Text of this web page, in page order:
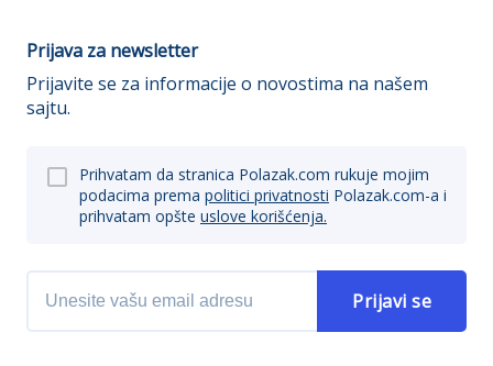
Prijava za newsletter
Prijavite se za informacije o novostima na našem
sajtu.
Prihvatam da stranica Polazak.com rukuje mojim
podacima prema politici privatnosti Polazak.com-a i
prihvatam opšte uslove korišćenja.
Prijavi se